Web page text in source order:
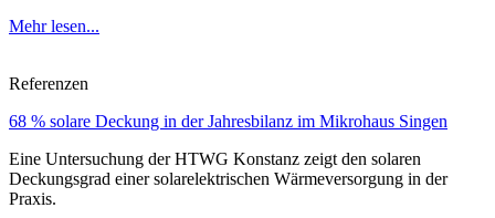
Mehr lesen...
Referenzen
68 % solare Deckung in der Jahresbilanz im Mikrohaus Singen
Eine Untersuchung der HTWG Konstanz zeigt den solaren
Deckungsgrad einer solarelektrischen Wärmeversorgung in der
Praxis.